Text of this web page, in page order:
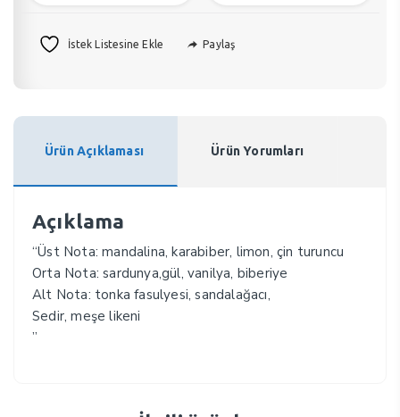
İstek Listesine Ekle Paylaş
Ürün Açıklaması Ürün Yorumları
Açıklama
“Üst Nota: mandalina, karabiber, limon, çin turuncu
Orta Nota: sardunya,gül, vanilya, biberiye
Alt Nota: tonka fasulyesi, sandalağacı,
Sedir, meşe likeni
”